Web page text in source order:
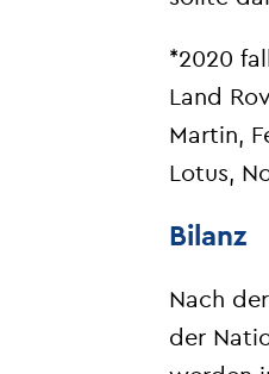
*2020
Land
Martin,
Lotus,
Bilanz
Nach
der